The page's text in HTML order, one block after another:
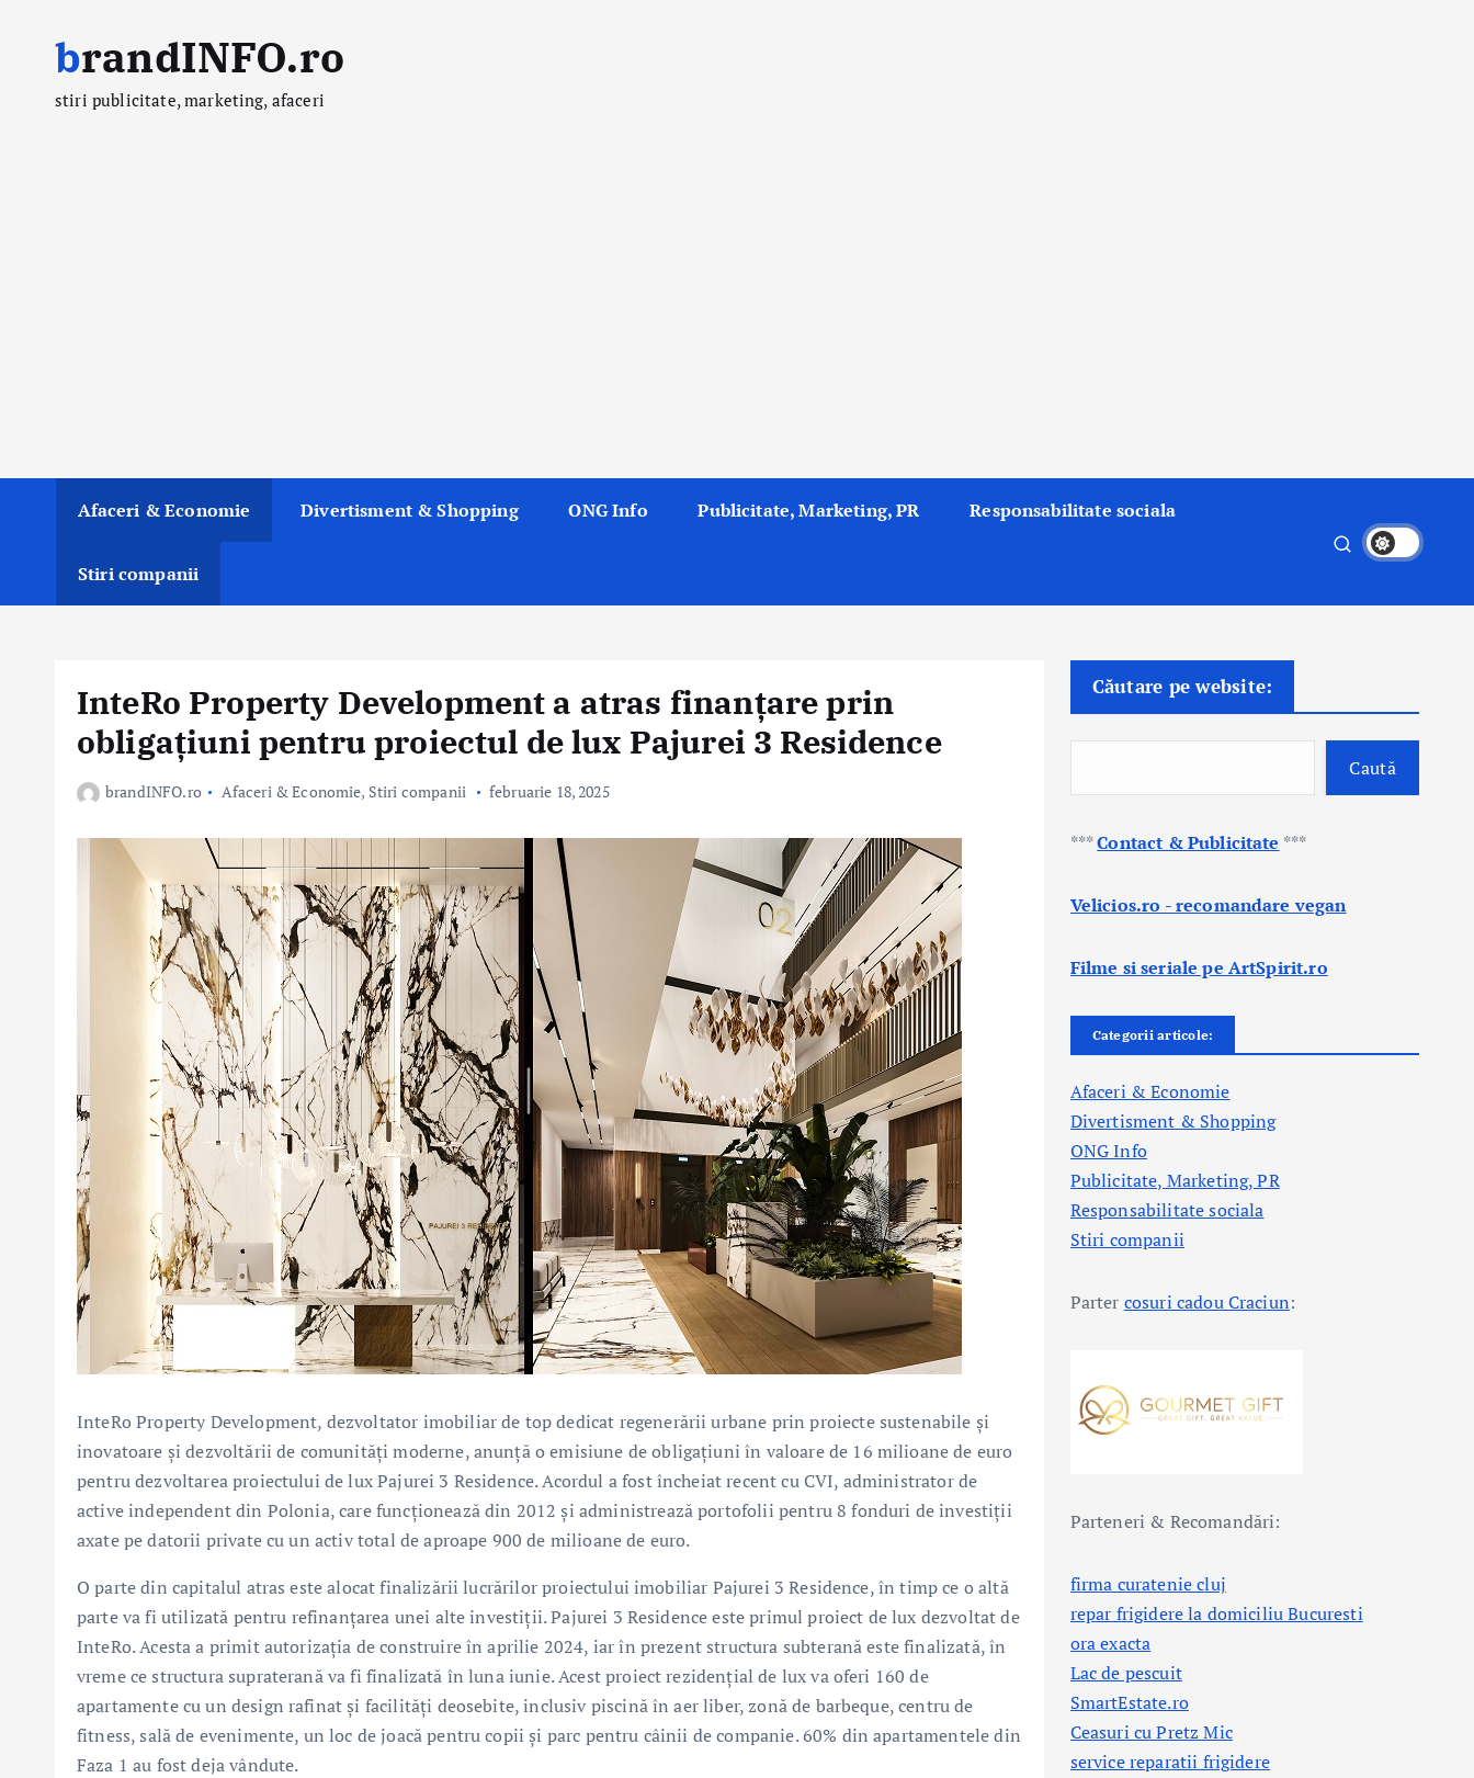
brandINFO.ro
stiri publicitate, marketing, afaceri
Afaceri & Economie Divertisment & Shopping ONG Info Publicitate, Marketing, PR Responsabilitate sociala
Stiri companii
InteRo Property Development a atras finanțare prin
obligațiuni pentru proiectul de lux Pajurei 3 Residence
brandINFO.ro Afaceri & Economie, Stiri companii februarie 18, 2025
InteRo Property Development, dezvoltator imobiliar de top dedicat regenerării urbane prin proiecte sustenabile și
inovatoare și dezvoltării de comunități moderne, anunță o emisiune de obligațiuni în valoare de 16 milioane de euro
pentru dezvoltarea proiectului de lux Pajurei 3 Residence. Acordul a fost încheiat recent cu CVI, administrator de
active independent din Polonia, care funcționează din 2012 și administrează portofolii pentru 8 fonduri de investiții
axate pe datorii private cu un activ total de aproape 900 de milioane de euro.
O parte din capitalul atras este alocat finalizării lucrărilor proiectului imobiliar Pajurei 3 Residence, în timp ce o altă
parte va fi utilizată pentru refinanțarea unei alte investiții. Pajurei 3 Residence este primul proiect de lux dezvoltat de
InteRo. Acesta a primit autorizația de construire în aprilie 2024, iar în prezent structura subterană este finalizată, în
vreme ce structura supraterană va fi finalizată în luna iunie. Acest proiect rezidențial de lux va oferi 160 de
apartamente cu un design rafinat și facilități deosebite, inclusiv piscină în aer liber, zonă de barbeque, centru de
fitness, sală de evenimente, un loc de joacă pentru copii și parc pentru câinii de companie. 60% din apartamentele din
Faza 1 au fost deja vândute.
Căutare pe website:
Caută
***Contact & Publicitate ***
Velicios.ro - recomandare vegan
Filme si seriale pe ArtSpirit.ro
Categorii articole:
Afaceri & Economie
Divertisment & Shopping
ONG Info
Publicitate, Marketing, PR
Responsabilitate sociala
Stiri companii
Parter cosuri cadou Craciun:
Parteneri & Recomandări:
firma curatenie cluj
repar frigidere la domiciliu Bucuresti
ora exacta
Lac de pescuit
SmartEstate.ro
Ceasuri cu Pretz Mic
service reparatii frigidere